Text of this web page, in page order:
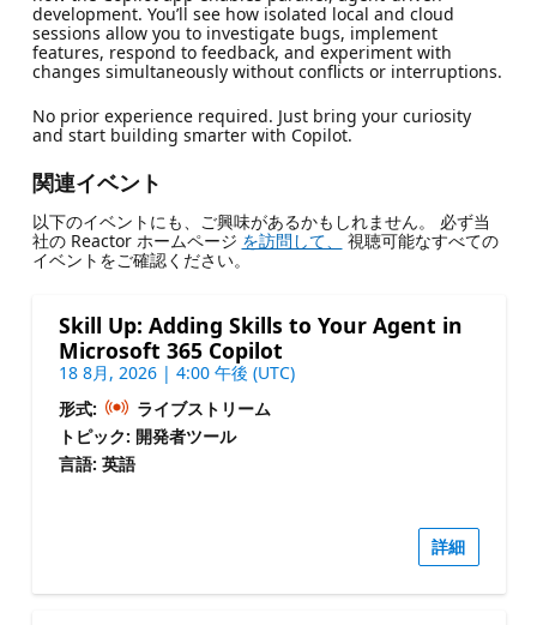
development. You’ll see how isolated local and cloud
sessions allow you to investigate bugs, implement
features, respond to feedback, and experiment with
changes simultaneously without conflicts or interruptions.
No prior experience required. Just bring your curiosity
and start building smarter with Copilot.
関連イベント
以下のイベントにも、ご興味があるかもしれません。 必ず当
社の Reactor ホームページ を訪問して、
視聴可能なすべての
イベントをご確認ください。
Skill Up: Adding Skills to Your Agent in
Microsoft 365 Copilot
18 8月, 2026 | 4:00 午後 (UTC)
形式:
ライブストリーム
トピック: 開発者ツール
言語: 英語
詳細